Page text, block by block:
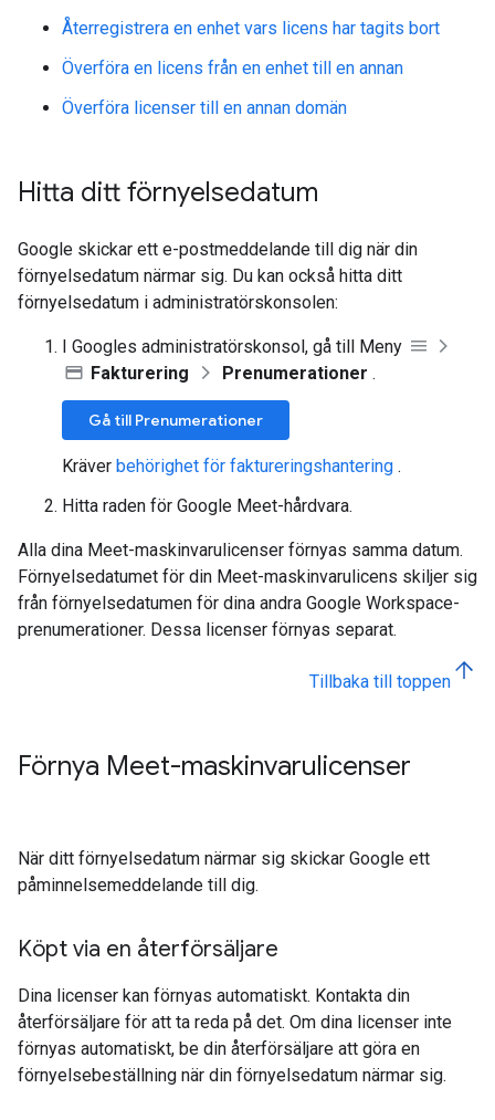
Återregistrera en enhet vars licens har tagits bort
Överföra en licens från en enhet till en annan
Överföra licenser till en annan domän
Hitta ditt förnyelsedatum
Google skickar ett e-postmeddelande till dig när din
förnyelsedatum närmar sig. Du kan också hitta ditt
förnyelsedatum i administratörskonsolen:
I Googles administratörskonsol, gå till Meny
Fakturering
Prenumerationer .
Gå till Prenumerationer
Kräver behörighet för faktureringshantering .
Hitta raden för Google Meet-hårdvara.
Alla dina Meet-maskinvarulicenser förnyas samma datum.
Förnyelsedatumet för din Meet-maskinvarulicens skiljer sig
från förnyelsedatumen för dina andra Google Workspace-
prenumerationer. Dessa licenser förnyas separat.
Tillbaka till toppen
Förnya Meet-maskinvarulicenser
När ditt förnyelsedatum närmar sig skickar Google ett
påminnelsemeddelande till dig.
Köpt via en återförsäljare
Dina licenser kan förnyas automatiskt. Kontakta din
återförsäljare för att ta reda på det. Om dina licenser inte
förnyas automatiskt, be din återförsäljare att göra en
förnyelsebeställning när din förnyelsedatum närmar sig.